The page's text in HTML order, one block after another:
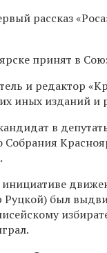
рассказ
принят в
и редактор
иных изданий и
в
Собрания
инициативе
Руцкой) был